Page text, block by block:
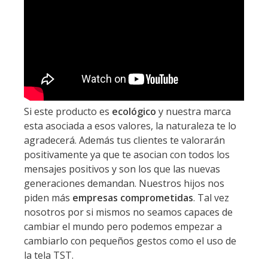
Si este producto es ecológico y nuestra marca
esta asociada a esos valores, la naturaleza te lo
agradecerá. Además tus clientes te valorarán
positivamente ya que te asocian con todos los
mensajes positivos y son los que las nuevas
generaciones demandan. Nuestros hijos nos
piden más empresas comprometidas. Tal vez
nosotros por si mismos no seamos capaces de
cambiar el mundo pero podemos empezar a
cambiarlo con pequeños gestos como el uso de
la tela TST.